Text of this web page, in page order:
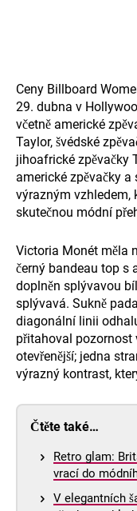
Ceny Billboard
29. dubna v
včetně americké
Taylor, švédské
jihoafrické zpěvačky
americké zpěvačky
výrazným vzhledem,
skutečnou módní
Victoria Monét měla
černý bandeau top s
doplněn splývavou
splývavá. Sukně
diagonální linii
přitahoval pozornost
otevřenější; jedna
výrazný kontrast,
Čtěte také…
Retro glam:
vrací do
V elegantních